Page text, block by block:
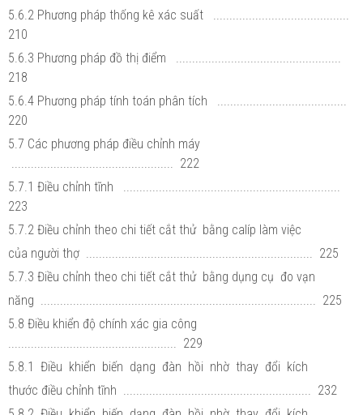
5.6.2 Phương pháp thống kê xác suất ..........................................
210
5.6.3 Phương pháp đồ thị điểm ...................................................
218
5.6.4 Phương pháp tính toán phân tích ........................................
220
5.7 Các phương pháp điều chỉnh máy
.................................................. 222
5.7.1 Điều chỉnh tĩnh ...................................................................
223
5.7.2 Điều chỉnh theo chi tiết cắt thử bằng calíp làm việc
của người thợ ...................................................................... 225
5.7.3 Điều chỉnh theo chi tiết cắt thử bằng dụng cụ đo vạn
năng ..................................................................................... 225
5.8 Điều khiển độ chính xác gia công
.................................................... 229
5.8.1 Điều khiển biến dạng đàn hồi nhờ thay đổi kích
thước điều chỉnh tĩnh .......................................................... 232